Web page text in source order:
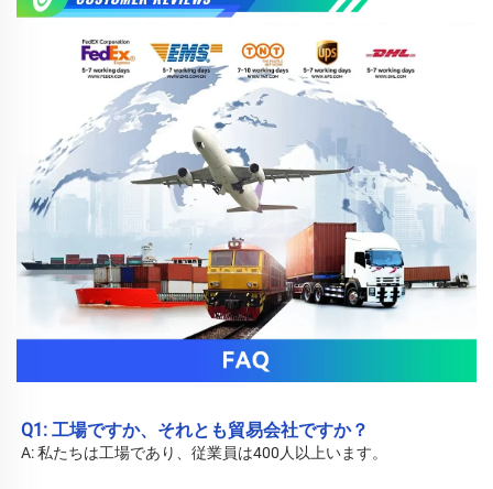
Q1: 工場ですか、それとも貿易会社ですか？
A: 私たちは工場であり、従業員は400人以上います。